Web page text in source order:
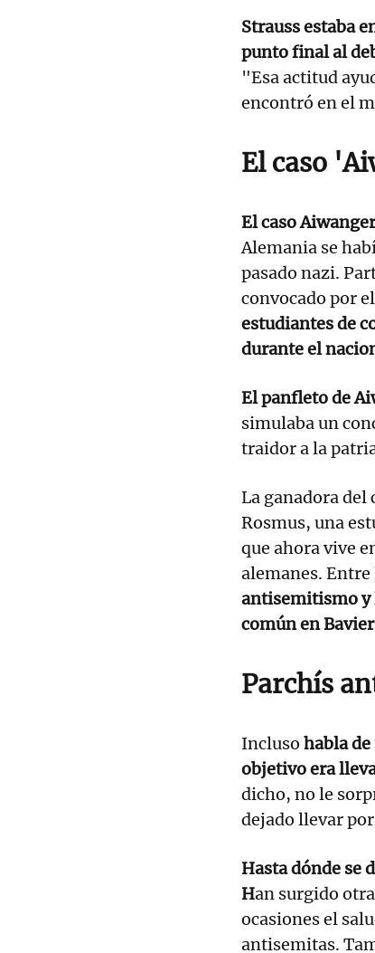
Strauss estaba
punto final al
"Esa actitud
encontró en el
El caso
El caso
Alemania se
pasado nazi.
convocado por
estudiantes de
durante el
El panfleto de
simulaba un
traidor a la
La ganadora del
Rosmus, una
que ahora vive
alemanes. Entre
antisemitismo y
común en
Parchís
Incluso habla
objetivo era
dicho, no le
dejado llevar
Hasta dónde se
Han surgido
ocasiones el
antisemitas.